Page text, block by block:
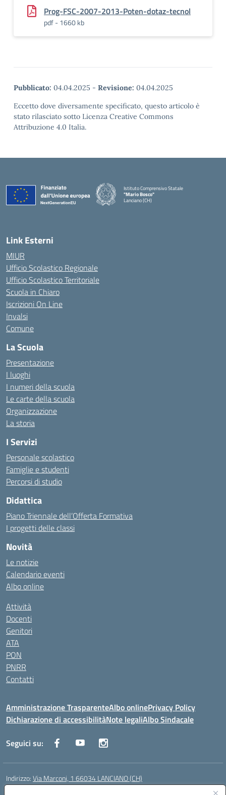
Prog-FSC-2007-2013-Poten-dotaz-tecnol
pdf - 1660 kb
Pubblicato: 04.04.2025 - Revisione: 04.04.2025
Eccetto dove diversamente specificato, questo articolo è
stato rilasciato sotto Licenza Creative Commons
Attribuzione 4.0 Italia.
Istituto Comprensivo Statale
"Mario Bosco"
Lanciano (CH)
Link Esterni
MIUR
Ufficio Scolastico Regionale
Ufficio Scolastico Territoriale
Scuola in Chiaro
Iscrizioni On Line
Invalsi
Comune
La Scuola
Presentazione
I luoghi
I numeri della scuola
Le carte della scuola
Organizzazione
La storia
I Servizi
Personale scolastico
Famiglie e studenti
Percorsi di studio
Didattica
Piano Triennale dell’Offerta Formativa
I progetti delle classi
Novità
Le notizie
Calendario eventi
Albo online
Attività
Docenti
Genitori
ATA
PON
PNRR
Contatti
Amministrazione TrasparenteAlbo onlinePrivacy Policy
Dichiarazione di accessibilitàNote legaliAlbo Sindacale
Seguici su:
Indirizzo:Via Marconi, 1 66034 LANCIANO (CH)
Centralino: